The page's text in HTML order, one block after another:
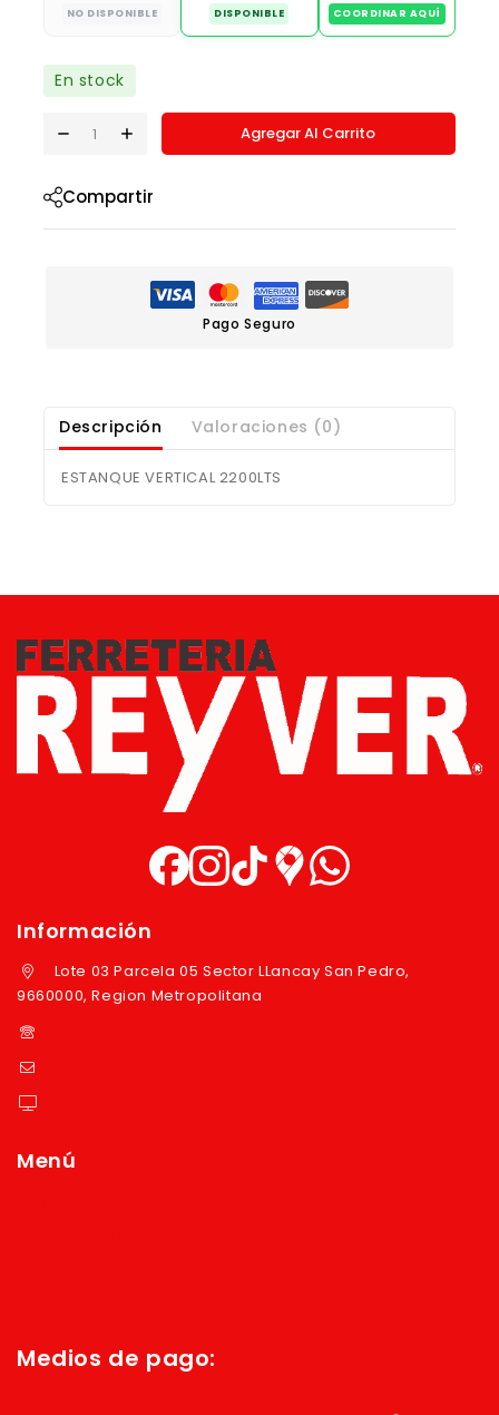
NO DISPONIBLE DISPONIBLE COORDINAR AQUÍ
En stock
Agregar Al Carrito
Compartir
Pago Seguro
Descripción Valoraciones (0)
ESTANQUE VERTICAL 2200LTS
Información
Lote 03 Parcela 05 Sector LLancay San Pedro,
9660000, Region Metropolitana
Menú
Medios de pago: